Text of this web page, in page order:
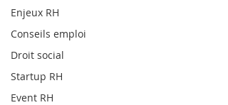
Enjeux RH
Conseils emploi
Droit social
Startup RH
Event RH